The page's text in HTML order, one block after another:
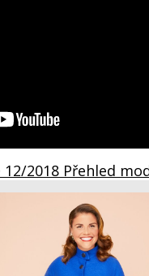
12/2018 Přehled